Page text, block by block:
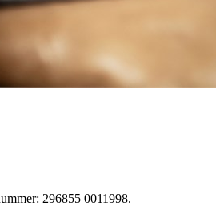
296855 0011998.